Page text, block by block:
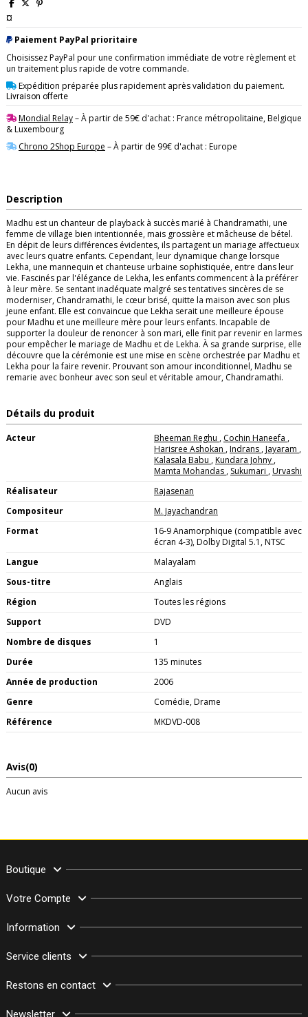
¤
Paiement PayPal prioritaire
Choisissez PayPal pour une confirmation immédiate de votre règlement et
un traitement plus rapide de votre commande.
Expédition préparée plus rapidement après validation du paiement.
Livraison offerte
Mondial Relay– À partir de 59€ d'achat : France métropolitaine, Belgique
& Luxembourg
Chrono 2Shop Europe – À partir de 99€ d'achat : Europe
Description
Madhu est un chanteur de playback à succès marié à Chandramathi, une
femme de village bien intentionnée, mais grossière et mâcheuse de bétel.
En dépit de leurs différences évidentes, ils partagent un mariage affectueux
avec leurs quatre enfants. Cependant, leur dynamique change lorsque
Lekha, une mannequin et chanteuse urbaine sophistiquée, entre dans leur
vie. Fascinés par l'élégance de Lekha, les enfants commencent à la préférer
à leur mère. Se sentant inadéquate malgré ses tentatives sincères de se
moderniser, Chandramathi, le cœur brisé, quitte la maison avec son plus
jeune enfant. Elle est convaincue que Lekha serait une meilleure épouse
pour Madhu et une meilleure mère pour leurs enfants. Incapable de
supporter la douleur de renoncer à son mari, elle finit par revenir en larmes
pour empêcher le mariage de Madhu et de Lekha. À sa grande surprise, elle
découvre que la cérémonie est une mise en scène orchestrée par Madhu et
Lekha pour la faire revenir. Prouvant son amour inconditionnel, Madhu se
remarie avec bonheur avec son seul et véritable amour, Chandramathi.
Détails du produit
Acteur Bheeman Reghu , Cochin Haneefa ,
Harisree Ashokan ,Indrans ,Jayaram ,
Kalasala Babu ,Kundara Johny ,
Mamta Mohandas , Sukumari ,Urvashi
Réalisateur
Rajasenan
Compositeur
M. Jayachandran
Format
16-9 Anamorphique (compatible avec
écran 4-3), Dolby Digital 5.1, NTSC
Langue
Malayalam
Sous-titre
Anglais
Région
Toutes les régions
Support
DVD
Nombre de disques
1
Durée
135 minutes
Année de production
2006
Genre
Comédie, Drame
Référence
MKDVD-008
Avis(0)
Aucun avis
Boutique
Votre Compte
Information
Service clients
Restons en contact
Newsletter